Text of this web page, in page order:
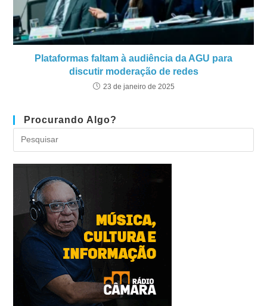
Plataformas faltam à audiência da AGU para
discutir moderação de redes
23 de janeiro de 2025
Procurando Algo?